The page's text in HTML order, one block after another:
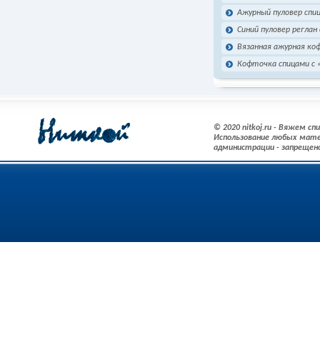
Ажурный пуловер
Синий пуловер реглан
Вязанная ажурная
Кофточка спицами с
© 2020 nitkoj.ru - Вяжем
Использование любых
администрации -